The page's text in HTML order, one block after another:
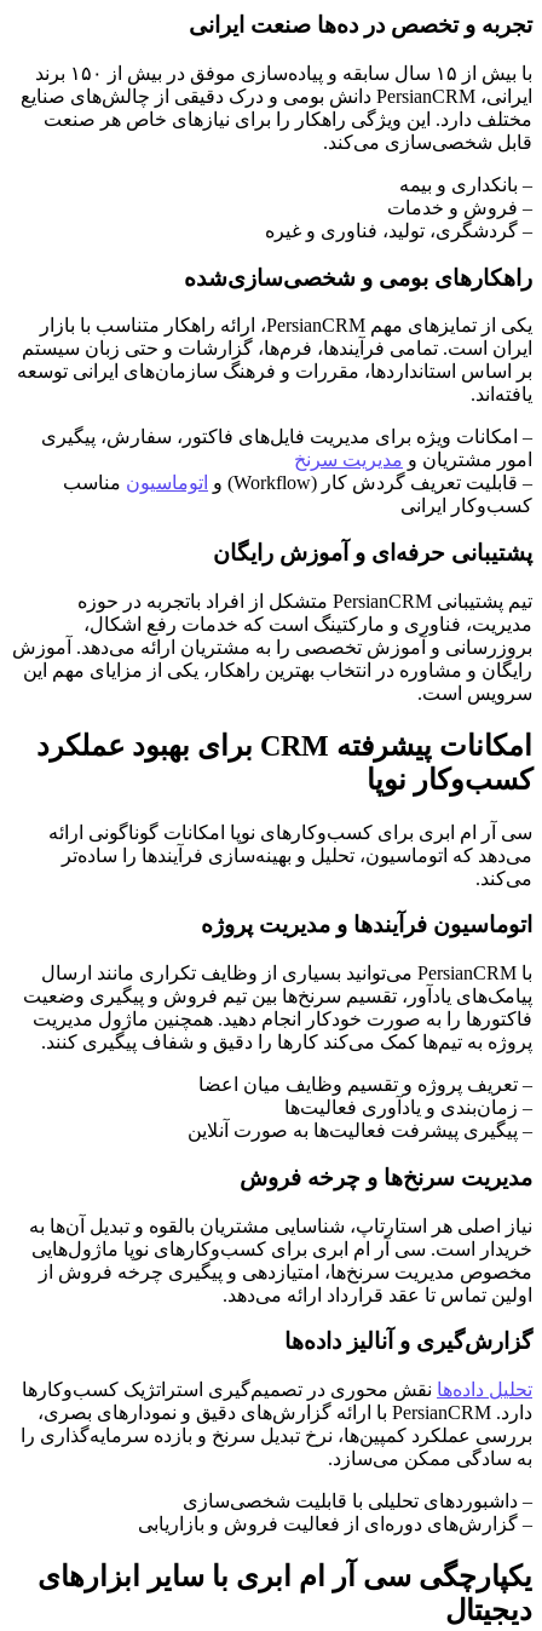
تجربه و تخصص در ده‌ها صنعت ایرانی
با بیش از ۱۵ سال سابقه و پیاده‌سازی موفق در بیش از ۱۵۰ برند
ایرانی، PersianCRM دانش بومی و درک دقیقی از چالش‌های صنایع
مختلف دارد. این ویژگی راهکار را برای نیازهای خاص هر صنعت
قابل شخصی‌سازی می‌کند.
– بانکداری و بیمه
– فروش و خدمات
– گردشگری، تولید، فناوری و غیره
راهکارهای بومی و شخصی‌سازی‌شده
یکی از تمایزهای مهم PersianCRM، ارائه راهکار متناسب با بازار
ایران است. تمامی فرآیندها، فرم‌ها، گزارشات و حتی زبان سیستم
بر اساس استانداردها، مقررات و فرهنگ سازمان‌های ایرانی توسعه
یافته‌اند.
– امکانات ویژه برای مدیریت فایل‌های فاکتور، سفار‌ش، پیگیری
امور مشتریان و مدیریت سرنخ
– قابلیت تعریف گردش کار (Workflow) و
اتوماسیون مناسب
کسب‌وکار ایرانی
پشتیبانی حرفه‌ای و آموزش رایگان
تیم پشتیبانی PersianCRM متشکل از افراد باتجربه در حوزه
مدیریت، فناوری و مارکتینگ است که خدمات رفع اشکال،
بروزرسانی و آموزش تخصصی را به مشتریان ارائه می‌دهد. آموزش
رایگان و مشاوره در انتخاب بهترین راهکار، یکی از مزایای مهم این
سرویس است.
امکانات پیشرفته CRM برای بهبود عملکرد
کسب‌وکار نوپا
سی آر ام ابری برای کسب‌وکارهای نوپا امکانات گوناگونی ارائه
می‌دهد که اتوماسیون، تحلیل و بهینه‌سازی فرآیندها را ساده‌تر
می‌کند.
اتوماسیون فرآیندها و مدیریت پروژه
با PersianCRM می‌توانید بسیاری از وظایف تکراری مانند ارسال
پیامک‌های یادآور، تقسیم سرنخ‌ها بین تیم فروش و پیگیری وضعیت
فاکتورها را به صورت خودکار انجام دهید. همچنین ماژول مدیریت
پروژه به تیم‌ها کمک می‌کند کارها را دقیق و شفاف پیگیری کنند.
– تعریف پروژه و تقسیم وظایف میان اعضا
– زمان‌بندی و یادآوری فعالیت‌ها
– پیگیری پیشرفت فعالیت‌ها به صورت آنلاین
مدیریت سرنخ‌ها و چرخه فروش
نیاز اصلی هر استارتاپ، شناسایی مشتریان بالقوه و تبدیل آن‌ها به
خریدار است. سی آر ام ابری برای کسب‌وکارهای نوپا ماژول‌هایی
مخصوص مدیریت سرنخ‌ها، امتیازدهی و پیگیری چرخه فروش از
اولین تماس تا عقد قرارداد ارائه می‌دهد.
گزارش‌گیری و آنالیز داده‌ها
تحلیل داده‌ها نقش محوری در تصمیم‌گیری استراتژیک کسب‌وکارها
دارد. PersianCRM با ارائه گزارش‌های دقیق و نمودارهای بصری،
بررسی عملکرد کمپین‌ها، نرخ تبدیل سرنخ و بازده سرمایه‌گذاری را
به سادگی ممکن می‌سازد.
– داشبوردهای تحلیلی با قابلیت شخصی‌سازی
– گزارش‌های دوره‌ای از فعالیت فروش و بازاریابی
یکپارچگی سی آر ام ابری با سایر ابزارهای
دیجیتال